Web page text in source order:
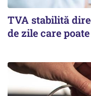
TVA stabilită
de zile care